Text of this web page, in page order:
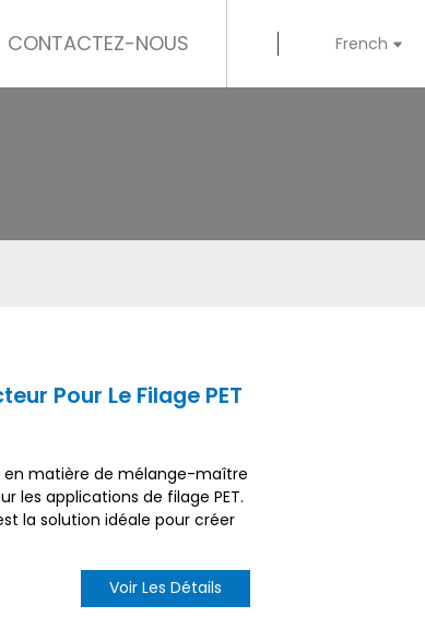
CONTACTEZ-NOUS French
Pour Le Filage PET
en matière de mélange-maître
les applications de filage PET.
la solution idéale pour créer
Voir Les Détails